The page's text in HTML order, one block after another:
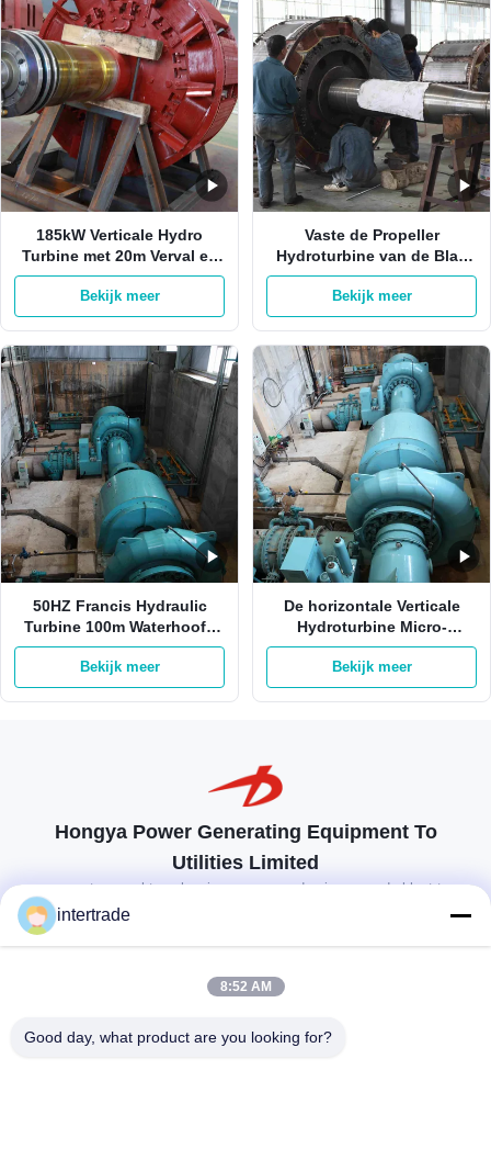
185kW Verticale Hydro
Turbine met 20m Verval en
3,5 m³/s Debiet Kaplan
Dwarsstroom Turbine
Generator
Bekijk meer
Vaste de Propeller
Hydroturbine van de Blad
Asstroom op Net van Net
50KW-20MW
Bekijk meer
50HZ Francis Hydraulic
Turbine 100m Waterhoofd
Automatisch op Net
Bekijk meer
De horizontale Verticale
Hydroturbine Micro-
Efficiency van Francis
Turbine 60Hz 92,5%
Bekijk meer
Hongya Power Generating Equipment To
Utilities Limited
op maat gemaakte oplossingen om aan de eisen van de klant te
86-28-37561966-8:00
intertrade
8:52 AM
Good day, what product are you looking for?